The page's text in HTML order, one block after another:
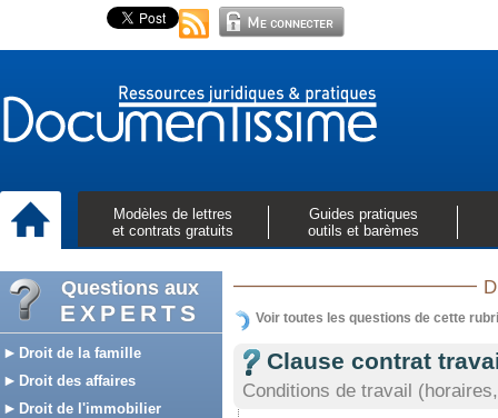
Modèles de lettres
et contrats gratuits
Guides pratiques
outils et barèmes
Questions aux
EXPERTS
Droit de la famille
Droit des affaires
Droit de l'immobilier
Voir toutes les questions de cette
Clause contrat
Conditions de travail (horaires,